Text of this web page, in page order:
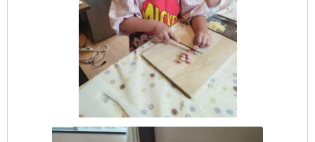
by CEDO)